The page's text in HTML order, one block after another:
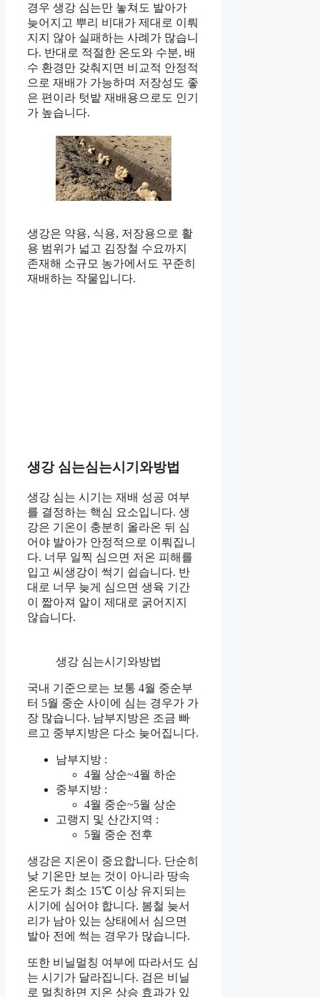
경우 생강 심는만 놓쳐도 발아가
늦어지고 뿌리 비대가 제대로 이뤄
지지 않아 실패하는 사례가 많습니
다. 반대로 적절한 온도와 수분, 배
수 환경만 갖춰지면 비교적 안정적
으로 재배가 가능하며 저장성도 좋
은 편이라 텃밭 재배용으로도 인기
가 높습니다.
생강은 약용, 식용, 저장용으로 활
용 범위가 넓고 김장철 수요까지
존재해 소규모 농가에서도 꾸준히
재배하는 작물입니다.
생강 심는심는시기와방법
생강 심는 시기는 재배 성공 여부
를 결정하는 핵심 요소입니다. 생
강은 기온이 충분히 올라온 뒤 심
어야 발아가 안정적으로 이뤄집니
다. 너무 일찍 심으면 저온 피해를
입고 씨생강이 썩기 쉽습니다. 반
대로 너무 늦게 심으면 생육 기간
이 짧아져 알이 제대로 굵어지지
않습니다.
생강 심는시기와방법
국내 기준으로는 보통 4월 중순부
터 5월 중순 사이에 심는 경우가 가
장 많습니다. 남부지방은 조금 빠
르고 중부지방은 다소 늦어집니다.
남부지방 :
4월 상순~4월 하순
중부지방 :
4월 중순~5월 상순
고랭지 및 산간지역 :
5월 중순 전후
생강은 지온이 중요합니다. 단순히
낮 기온만 보는 것이 아니라 땅속
온도가 최소 15℃ 이상 유지되는
시기에 심어야 합니다. 봄철 늦서
리가 남아 있는 상태에서 심으면
발아 전에 썩는 경우가 많습니다.
또한 비닐멀칭 여부에 따라서도 심
는 시기가 달라집니다. 검은 비닐
로 멀칭하면 지온 상승 효과가 있